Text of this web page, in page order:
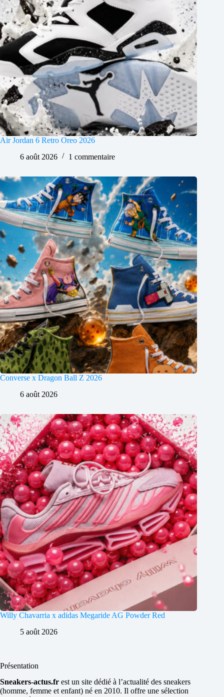
Air Jordan 6 Retro Oreo 2026
6 août 2026
1 commentaire
Converse x Dragon Ball Z 2026
6 août 2026
Willy Chavarria x adidas Megaride AG Powder Red
5 août 2026
Présentation
Sneakers-actus.fr est un site dédié à l’actualité des sneakers
(homme, femme et enfant) né en 2010. Il offre une sélection